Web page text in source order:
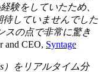
験をしていたため、
していませんでした
スの点で非常に驚き
and CEO, Syntage
）をリアルタイム分